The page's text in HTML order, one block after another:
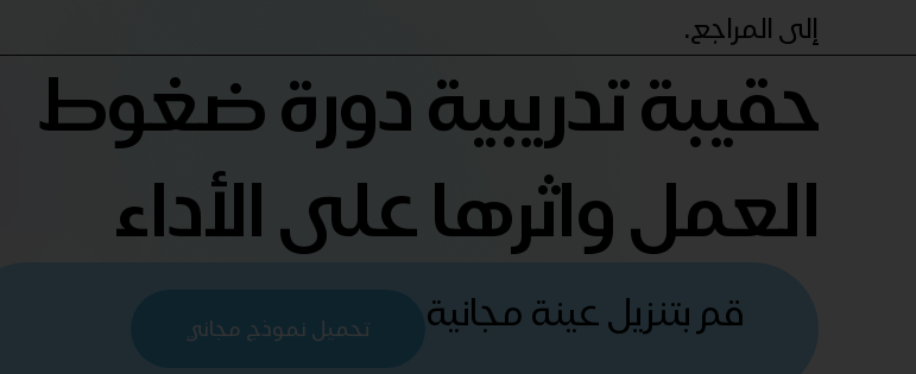
إلى المراجع.
حقيبة تدريبية دورة ضغوط
العمل واثرها على الأداء
قم بتنزيل عينة مجانية تحميل نموذج مجاني